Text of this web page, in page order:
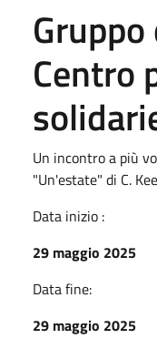
Centro
Un incontro a più
"Un'estate" di C.
Data inizio :
29 maggio 2025
Data fine:
29 maggio 2025